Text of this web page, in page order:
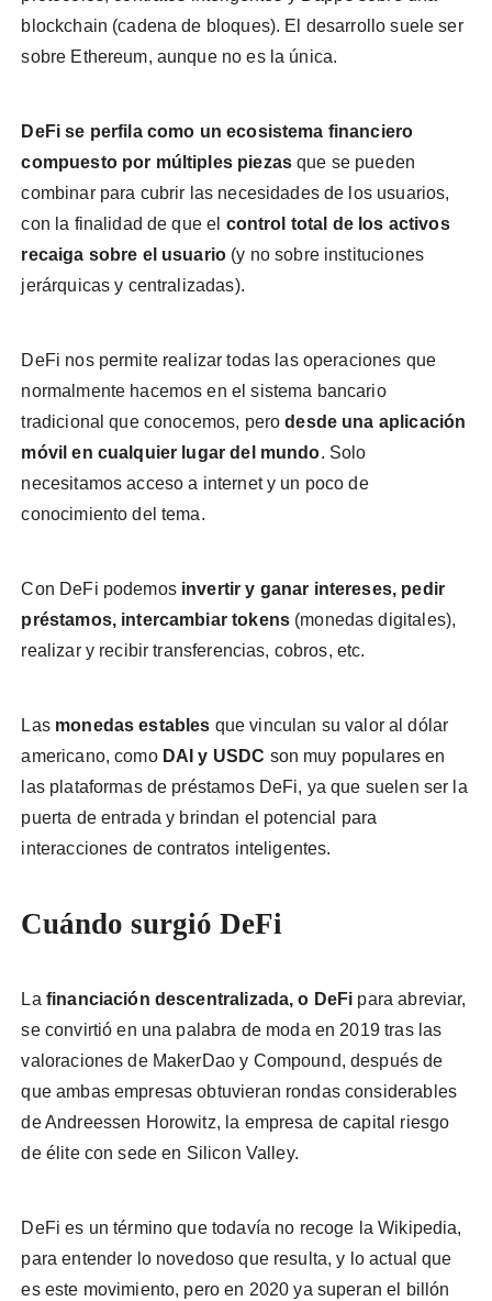
blockchain (cadena de bloques). El desarrollo suele ser
sobre Ethereum, aunque no es la única.
DeFi se perfila como un ecosistema financiero
compuesto por múltiples piezasque se pueden
combinar para cubrir las necesidades de los usuarios,
con la finalidad de que el control total de los activos
recaiga sobre el usuario (y no sobre instituciones
jerárquicas y centralizadas).
DeFi nos permite realizar todas las operaciones que
normalmente hacemos en el sistema bancario
tradicional que conocemos, pero desde una aplicación
móvil en cualquier lugar del mundo. Solo
necesitamos acceso a internet y un poco de
conocimiento del tema.
Con DeFi podemos invertir y ganar intereses, pedir
préstamos, intercambiar tokens(monedas digitales),
realizar y recibir transferencias, cobros, etc.
Las monedas estables que vinculan su valor al dólar
americano, como DAI y USDC son muy populares en
las plataformas de préstamos DeFi, ya que suelen ser la
puerta de entrada y brindan el potencial para
interacciones de contratos inteligentes.
Cuándo surgió DeFi
La financiación descentralizada, o DeFi para abreviar,
se convirtió en una palabra de moda en 2019 tras las
valoraciones de MakerDao y Compound, después de
que ambas empresas obtuvieran rondas considerables
de Andreessen Horowitz, la empresa de capital riesgo
de élite con sede en Silicon Valley.
DeFi es un término que todavía no recoge la Wikipedia,
para entender lo novedoso que resulta, y lo actual que
es este movimiento, pero en 2020 ya superan el billón